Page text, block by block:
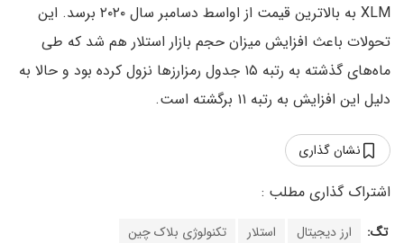
XLM به بالاترین قیمت از اواسط دسامبر سال ۲۰۲۰ برسد. این
تحولات باعث افزایش میزان حجم بازار استلار هم شد که طی
ما‌ه‌های گذشته به رتبه ۱۵ جدول رمزارزها نزول کرده بود و حالا به
دلیل این افزایش به رتبه ۱۱ برگشته است.
نشان گذاری
تگ: ارز دیجیتال استلار تکنولوژی بلاک چین